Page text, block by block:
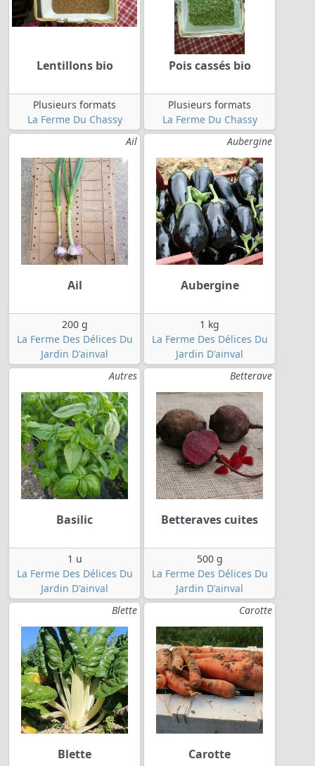
Lentillons bio
Plusieurs formats
La Ferme Du Chassy
Pois cassés bio
Plusieurs formats
La Ferme Du Chassy
Ail
Ail
200 g
La Ferme Des Délices Du
Jardin D'ainval
Aubergine
Aubergine
1 kg
La Ferme Des Délices Du
Jardin D'ainval
Autres
Basilic
1 u
La Ferme Des Délices Du
Jardin D'ainval
Betterave
Betteraves cuites
500 g
La Ferme Des Délices Du
Jardin D'ainval
Blette
Blette
Carotte
Carotte